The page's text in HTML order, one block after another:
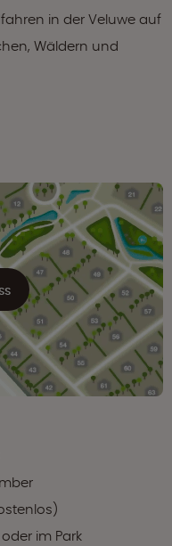
in der Veluwe auf
Wäldern und
im Park